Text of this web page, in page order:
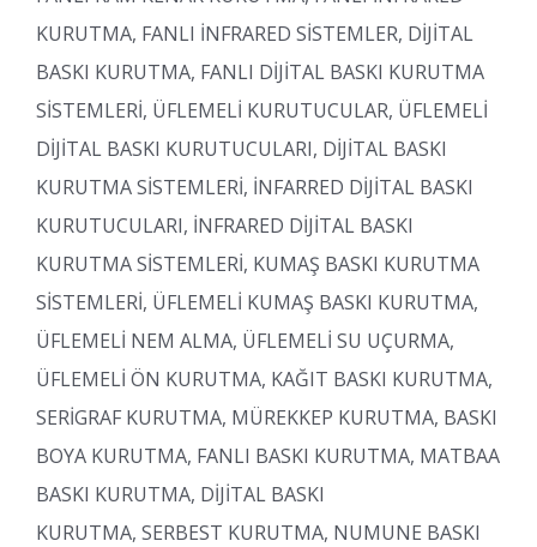
KURUTMA, FANLI İNFRARED SİSTEMLER, DİJİTAL
BASKI KURUTMA, FANLI DİJİTAL BASKI KURUTMA
SİSTEMLERİ, ÜFLEMELİ KURUTUCULAR, ÜFLEMELİ
DİJİTAL BASKI KURUTUCULARI, DİJİTAL BASKI
KURUTMA SİSTEMLERİ, İNFARRED DİJİTAL BASKI
KURUTUCULARI, İNFRARED DİJİTAL BASKI
KURUTMA SİSTEMLERİ, KUMAŞ BASKI KURUTMA
SİSTEMLERİ, ÜFLEMELİ KUMAŞ BASKI KURUTMA,
ÜFLEMELİ NEM ALMA, ÜFLEMELİ SU UÇURMA,
ÜFLEMELİ ÖN KURUTMA, KAĞIT BASKI KURUTMA,
SERİGRAF KURUTMA, MÜREKKEP KURUTMA, BASKI
BOYA KURUTMA, FANLI BASKI KURUTMA, MATBAA
BASKI KURUTMA, DİJİTAL BASKI
KURUTMA, SERBEST KURUTMA, NUMUNE BASKI